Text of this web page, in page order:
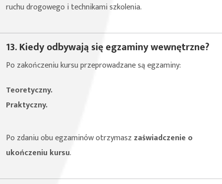
ruchu drogowego i technikami szkolenia.
13. Kiedy odbywają się egzaminy wewnętrzne?
Po zakończeniu kursu przeprowadzane są egzaminy:
Teoretyczny.
Praktyczny.
Po zdaniu obu egzaminów otrzymasz zaświadczenie o
ukończeniu kursu.